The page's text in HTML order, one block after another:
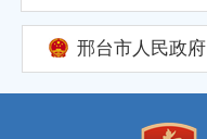
邢台市人民政府